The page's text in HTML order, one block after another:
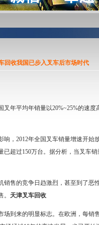
回收我国已步入叉车后市场时代
年平均年销量以20%~25%的速度
2012年全国叉车销量增速开始
超过150万台。据分析，当叉车
售的竞争日趋激烈，甚至到了恶
天津叉车回收
到来的明显标志。在欧洲，每销